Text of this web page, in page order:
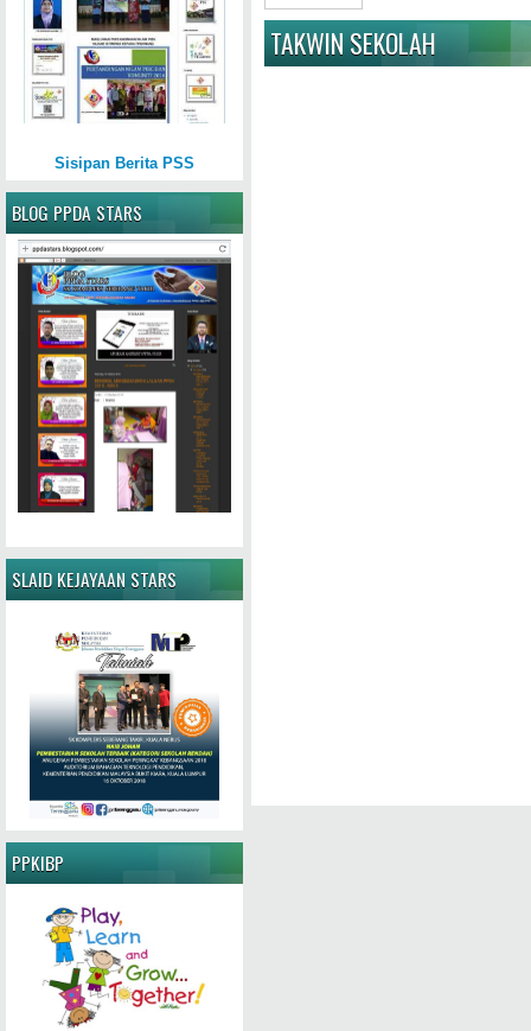
TAKWIN SEKOLAH
Sisipan Berita PSS
BLOG PPDA STARS
SLAID KEJAYAAN STARS
PPKIBP